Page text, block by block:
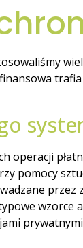
operacji
pomocy
wzorce